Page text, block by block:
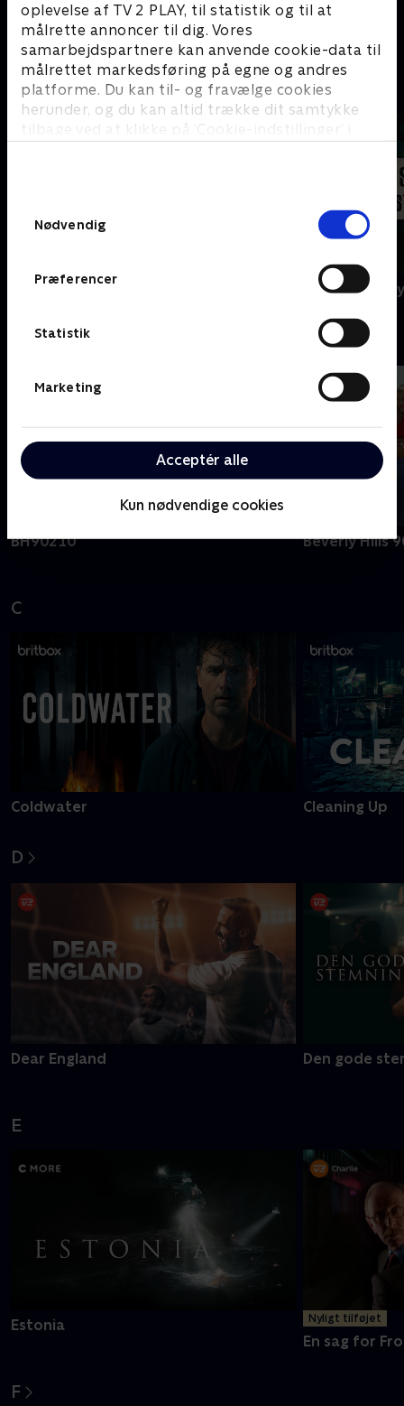
oplevelse af TV 2 PLAY, til statistik og til at
målrette annoncer til dig. Vores
samarbejdspartnere kan anvende cookie-data til
målrettet markedsføring på egne og andres
platforme. Du kan til- og fravælge cookies
herunder, og du kan altid trække dit samtykke
tilbage ved at klikke på ’Cookie-indstillinger’ i
Nødvendig
Præferencer
Statistik
Marketing
Acceptér alle
Kun nødvendige cookies
15 Days
A
Agatha Christie's Poirot A Ghost
BH90210 Beverly Hills
C
Coldwater Cleaning Up
D
Dear England Den gode
E
Estonia Nyligt tilføjet
En sag for
F